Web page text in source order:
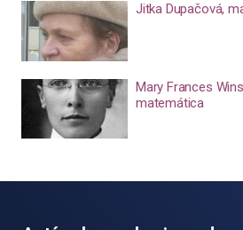
Jitka Dupačová,
Mary Frances
matemática